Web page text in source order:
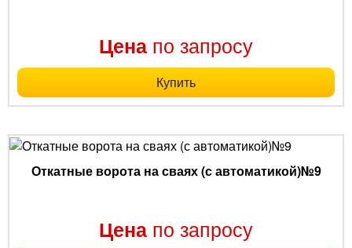
Цена по запросу
Купить
Откатные ворота на сваях (с автоматикой)№9
Цена по запросу